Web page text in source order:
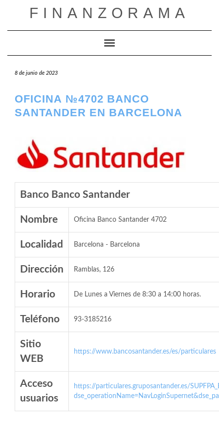
FINANZORAMA
Cambiar modo de navegación
8 de junio de 2023
OFICINA №4702 BANCO
SANTANDER EN BARCELONA
Banco Banco Santander
Nombre Oficina Banco Santander 4702
Localidad Barcelona - Barcelona
Dirección Ramblas, 126
Horario De Lunes a Viernes de 8:30 a 14:00 horas.
Teléfono 93-3185216
Sitio
WEB
https://www.bancosantander.es/es/particulares
Acceso
usuarios
https://particulares.gruposantander.es/